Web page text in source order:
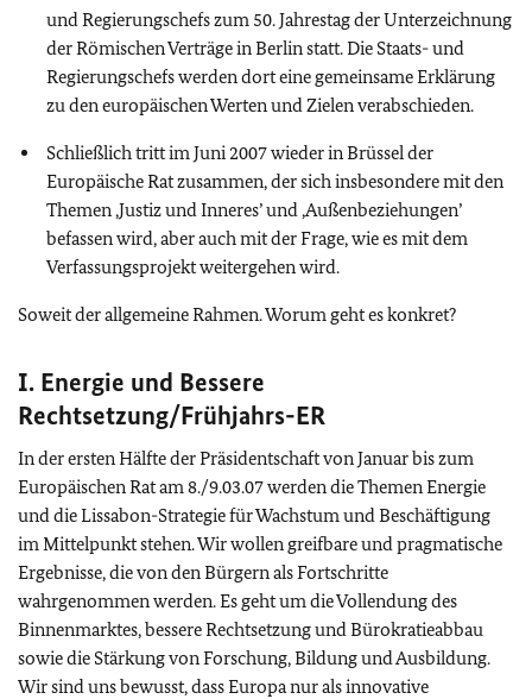
und Regierungschefs zum 50. Jahrestag der Unterzeichnung
der Römischen Verträge in Berlin statt. Die Staats- und
Regierungschefs werden dort eine gemeinsame Erklärung
zu den europäischen Werten und Zielen verabschieden.
Schließlich tritt im Juni 2007 wieder in Brüssel der
Europäische Rat zusammen, der sich insbesondere mit den
Themen ‚Justiz und Inneres’ und ‚Außenbeziehungen’
befassen wird, aber auch mit der Frage, wie es mit dem
Verfassungsprojekt weitergehen wird.
Soweit der allgemeine Rahmen. Worum geht es konkret?
I. Energie und Bessere
Rechtsetzung/Frühjahrs-ER
In der ersten Hälfte der Präsidentschaft von Januar bis zum
Europäischen Rat am 8./9.03.07 werden die Themen Energie
und die Lissabon-Strategie für Wachstum und Beschäftigung
im Mittelpunkt stehen. Wir wollen greifbare und pragmatische
Ergebnisse, die von den Bürgern als Fortschritte
wahrgenommen werden. Es geht um die Vollendung des
Binnenmarktes, bessere Rechtsetzung und Bürokratieabbau
sowie die Stärkung von Forschung, Bildung und Ausbildung.
Wir sind uns bewusst, dass Europa nur als innovative